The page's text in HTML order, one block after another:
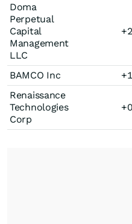
Doma
Perpetual
Capital
Management
LLC
BAMCO Inc
Renaissance
Technologies
Corp